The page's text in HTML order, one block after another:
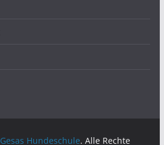
Gesas Hundeschule. Alle Rechte